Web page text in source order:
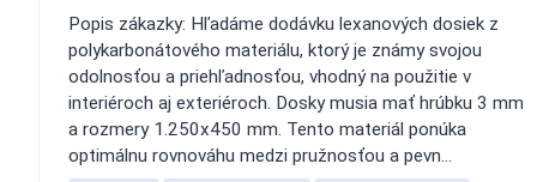
Popis zákazky: Hľadáme dodávku lexanových dosiek z
polykarbonátového materiálu, ktorý je známy svojou
odolnosťou a priehľadnosťou, vhodný na použitie v
interiéroch aj exteriéroch. Dosky musia mať hrúbku 3 mm
a rozmery 1.250x450 mm. Tento materiál ponúka
optimálnu rovnováhu medzi pružnosťou a pevn...